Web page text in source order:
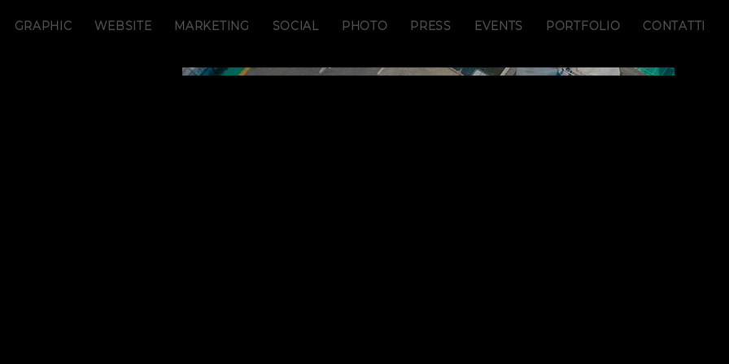
GRAPHIC WEBSITE MARKETING SOCIAL PHOTO PRESS EVENTS PORTFOLIO CONTATTI